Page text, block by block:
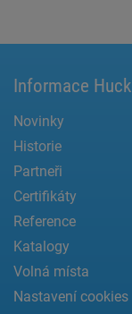
Informace Huck
Novinky
Historie
Partneři
Certifikáty
Reference
Katalogy
Volná místa
Nastavení cookies